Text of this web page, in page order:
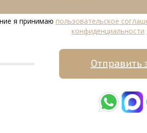
я принимаю пользовательское
конфиденциальности
Отправить